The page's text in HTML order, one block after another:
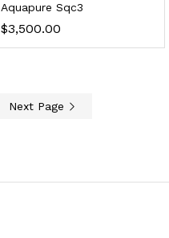
Aquapure Sqc3
$3,500.00
Next Page